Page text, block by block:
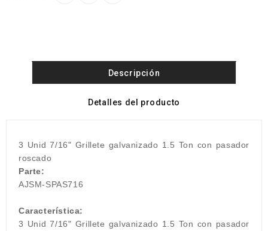
Descripción
Detalles del producto
3 Unid 7/16" Grillete galvanizado 1.5 Ton con pasador
roscado
Parte:
AJSM-SPAS716
Característica:
3 Unid 7/16" Grillete galvanizado 1.5 Ton con pasador